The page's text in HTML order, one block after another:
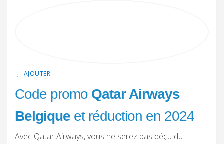
AJOUTER
Code promo Qatar Airways
Belgique et réduction en 2024
Avec Qatar Airways, vous ne serez pas déçu du